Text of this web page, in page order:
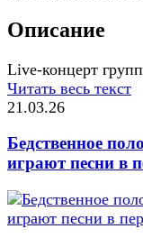
Описание
Live-концерт
Читать весь текст
21.03.26
Бедственное
играют песни в